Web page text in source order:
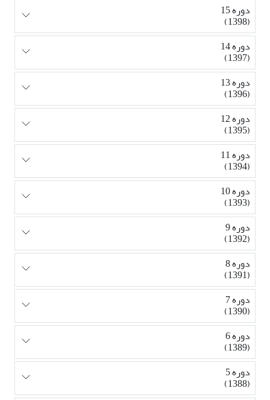
دوره 15
(1398)
دوره 14
(1397)
دوره 13
(1396)
دوره 12
(1395)
دوره 11
(1394)
دوره 10
(1393)
دوره 9
(1392)
دوره 8
(1391)
دوره 7
(1390)
دوره 6
(1389)
دوره 5
(1388)